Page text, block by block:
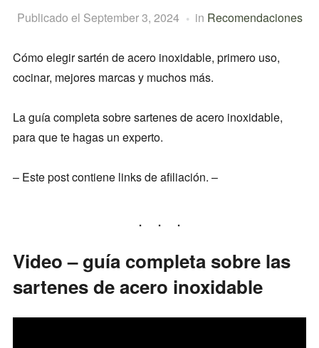
Publicado el September 3, 2024 in Recomendaciones
Cómo elegir sartén de acero inoxidable, primero uso,
cocinar, mejores marcas y muchos más.
La guía completa sobre sartenes de acero inoxidable,
para que te hagas un experto.
– Este post contiene links de afiliación. –
Video – guía completa sobre las
sartenes de acero inoxidable